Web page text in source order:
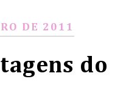
DE 2011
do